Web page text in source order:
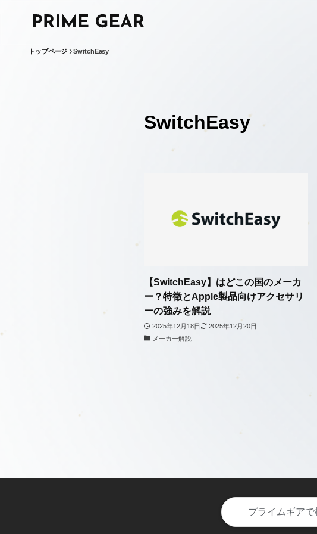
トップページ SwitchEasy
SwitchEasy
【SwitchEasy】はどこの国のメーカ
ー？特徴とApple製品向けアクセサリ
ーの強みを解説
2025年12月18日
2025年12月20日
メーカー解説